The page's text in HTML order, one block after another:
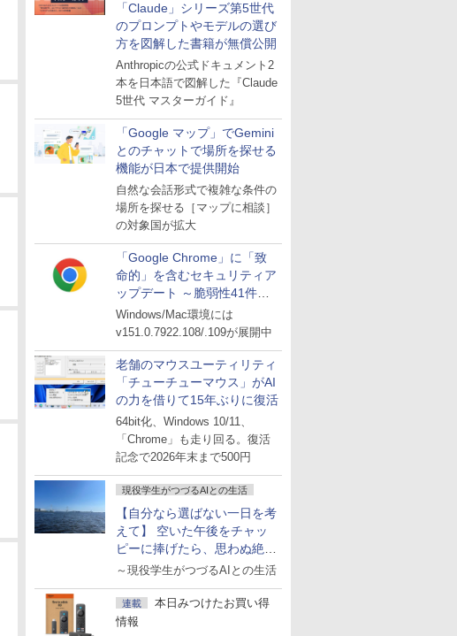
「Claude」シリーズ第5世代
のプロンプトやモデルの選び
方を図解した書籍が無償公開
Anthropicの公式ドキュメント2
本を日本語で図解した『Claude
5世代 マスターガイド』
「Google マップ」でGemini
とのチャットで場所を探せる
機能が日本で提供開始
自然な会話形式で複雑な条件の
場所を探せる［マップに相談］
の対象国が拡大
「Google Chrome」に「致
命的」を含むセキュリティア
ップデート ～脆弱性41件に
対処
Windows/Mac環境には
v151.0.7922.108/.109が展開中
老舗のマウスユーティリティ
「チューチューマウス」がAI
の力を借りて15年ぶりに復活
64bit化、Windows 10/11、
「Chrome」も走り回る。復活
記念で2026年末まで500円
現役学生がつづるAIとの生活
【自分なら選ばない一日を考
えて】 空いた午後をチャッ
ピーに捧げたら、思わぬ絶景
に出会った話
～現役学生がつづるAIとの生活
連載
本日みつけたお買い得
情報